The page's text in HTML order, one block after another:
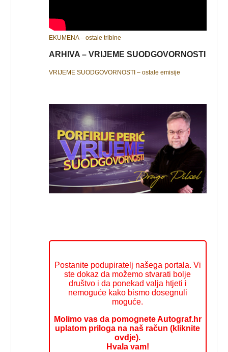
EKUMENA – ostale tribine
ARHIVA – VRIJEME SUODGOVORNOSTI
VRIJEME SUODGOVORNOSTI – ostale emisije
Postanite podupiratelj našega portala. Vi
ste dokaz da možemo stvarati bolje
društvo i da ponekad valja htjeti i
nemoguće kako bismo dosegnuli
moguće.
Molimo vas da pomognete Autograf.hr
uplatom priloga na naš račun (kliknite
ovdje).
Hvala vam!